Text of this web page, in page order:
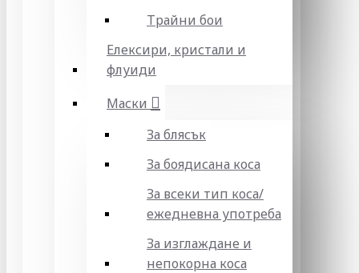
Трайни бои
Елексири, кристали и
флуиди
Маски
За блясък
За боядисана коса
За всеки тип коса/
ежедневна употреба
За изглаждане и
непокорна коса